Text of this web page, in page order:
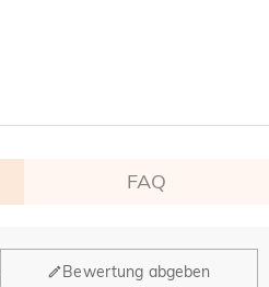
FAQ
Bewertung abgeben